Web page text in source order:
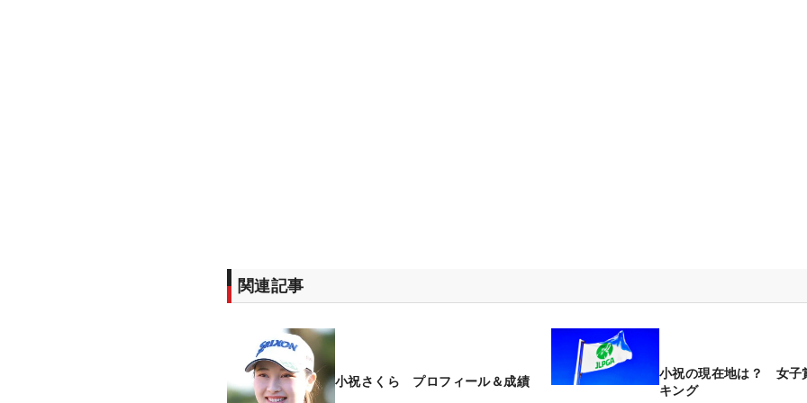
関連記事
小祝さくら プロフィール＆成績
小祝の現在地は？ 女子
キング